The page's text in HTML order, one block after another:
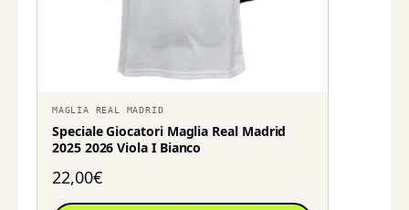
MAGLIA REAL MADRID
Speciale Giocatori Maglia Real Madrid
2025 2026 Viola I Bianco
22,00€